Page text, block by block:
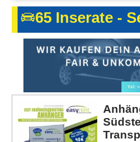
Kontakt
AGB, Nutzungsbedingungen
65 Inserate -